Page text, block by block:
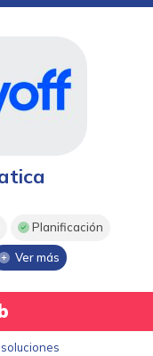
Planificación
Ver más